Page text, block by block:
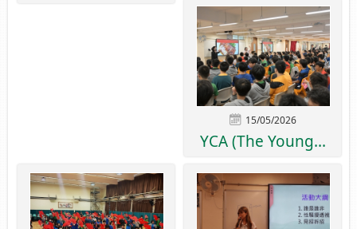
15/05/2026
YCA (The Young...